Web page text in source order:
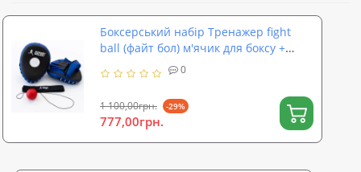
Боксерський набір Тренажер fight
ball (файт бол) м'ячик для боксу +
лапи боксерські OSPORT BoxSet №1
(n-0025)
0
1 100,00грн. -29%
777,00грн.